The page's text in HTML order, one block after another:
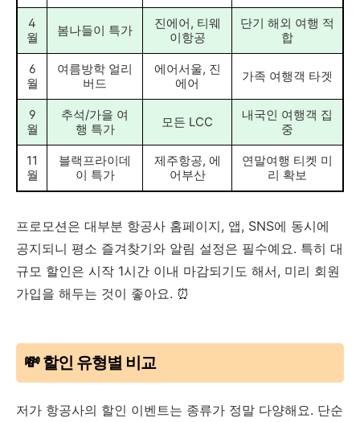
4
월
봄나들이 특가
진에어, 티웨
이항공
단기 해외 여행 적
합
6
월
여름방학 얼리
버드
에어서울, 진
에어
가족 여행객 타겟
9
월
추석/가을 여
행 특가
모든 LCC
내국인 여행객 집
중
11
월
블랙프라이데
이 특가
제주항공, 에
어부산
연말여행 티켓 미
리 확보
프로모션은 대부분 항공사 홈페이지, 앱, SNS에 동시에
공지되니 평소 즐겨찾기와 알림 설정은 필수예요. 특히 대
규모 할인은 시작 1시간 이내 마감되기도 해서, 미리 회원
가입을 해두는 것이 좋아요. ⏰
💸 할인 유형별 비교
저가 항공사의 할인 이벤트는 종류가 정말 다양해요. 단순